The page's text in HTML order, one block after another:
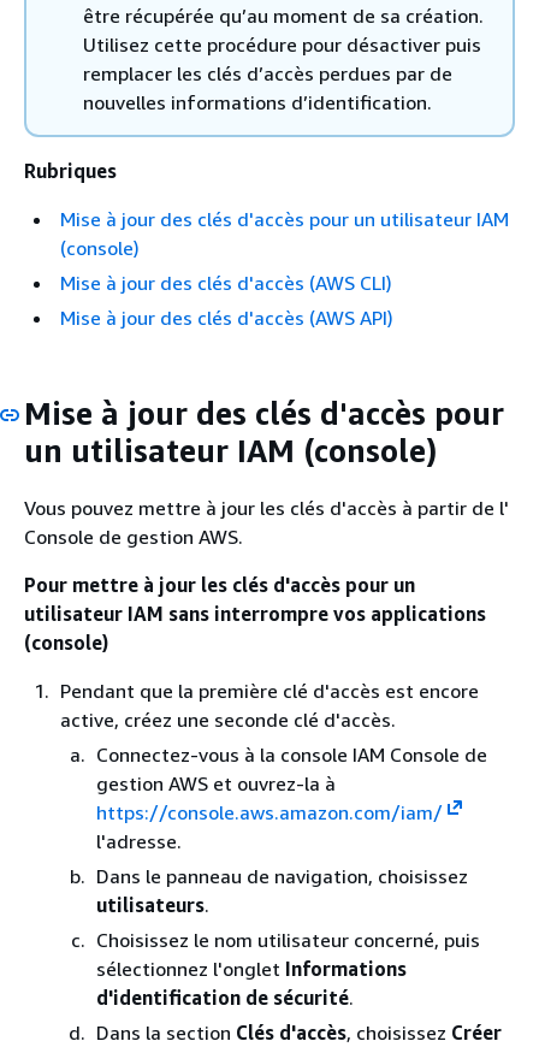
être récupérée qu’au moment de sa création.
Utilisez cette procédure pour désactiver puis
remplacer les clés d’accès perdues par de
nouvelles informations d’identification.
Rubriques
Mise à jour des clés d'accès pour un utilisateur IAM
(console)
Mise à jour des clés d'accès (AWS CLI)
Mise à jour des clés d'accès (AWS API)
Mise à jour des clés d'accès pour
un utilisateur IAM (console)
Vous pouvez mettre à jour les clés d'accès à partir de l'
Console de gestion AWS.
Pour mettre à jour les clés d'accès pour un
utilisateur IAM sans interrompre vos applications
(console)
Pendant que la première clé d'accès est encore
active, créez une seconde clé d'accès.
Connectez-vous à la console IAM Console de
gestion AWS et ouvrez-la à
https://console.aws.amazon.com/iam/
l'adresse.
Dans le panneau de navigation, choisissez
utilisateurs.
Choisissez le nom utilisateur concerné, puis
sélectionnez l'onglet Informations
d'identification de sécurité.
Dans la section Clés d'accès, choisissez Créer